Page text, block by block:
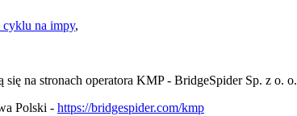
cyklu na impy,
na stronach operatora KMP - BridgeSpider Sp. z o. o.
Polski - https://bridgespider.com/kmp